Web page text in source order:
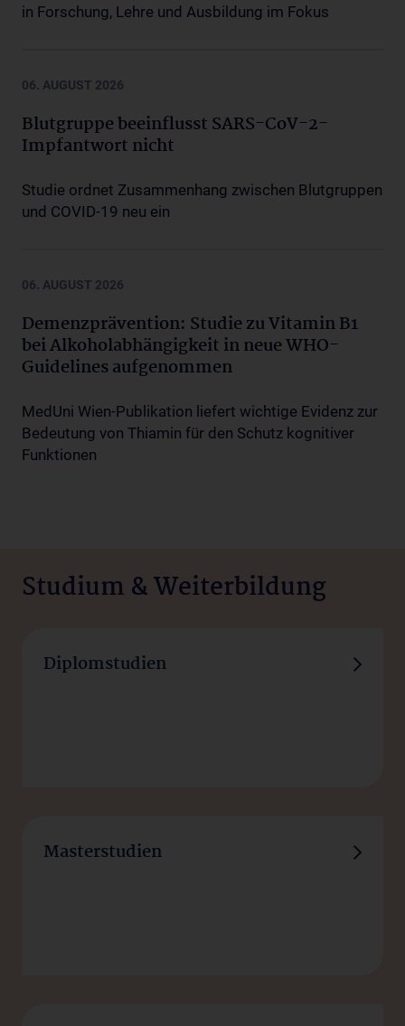
Studieren, lehren und forschen
in Forschung, Lehre und Ausbildung im Fokus
06. AUGUST 2026
Blutgruppe beeinflusst SARS-CoV-2-
Impfantwort nicht
Studie ordnet Zusammenhang zwischen Blutgruppen
und COVID-19 neu ein
06. AUGUST 2026
Demenzprävention: Studie zu Vitamin B1
bei Alkoholabhängigkeit in neue WHO-
Guidelines aufgenommen
MedUni Wien-Publikation liefert wichtige Evidenz zur
Bedeutung von Thiamin für den Schutz kognitiver
Funktionen
Studium & Weiterbildung
Diplomstudien
Masterstudien